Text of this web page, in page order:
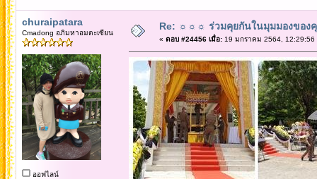
churaipatara
Cmadong อภิมหาอมตะเซียน
ออฟไลน์
Re: ☼☼☼ ร่วมคุยกันในมุมมองของ
« ตอบ #24456 เมื่อ:19 มกราคม 2564, 12:29:56